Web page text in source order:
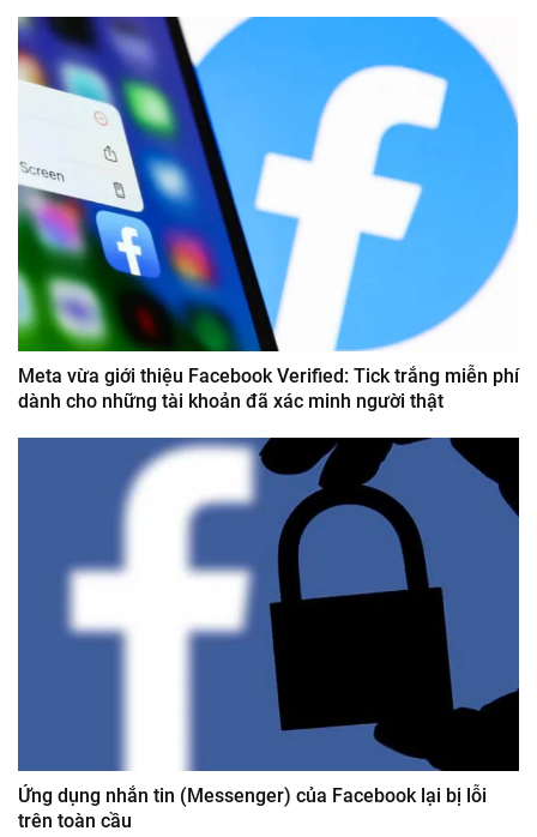
Meta vừa giới thiệu Facebook Verified: Tick trắng miễn phí
dành cho những tài khoản đã xác minh người thật
Ứng dụng nhắn tin (Messenger) của Facebook lại bị lỗi
trên toàn cầu